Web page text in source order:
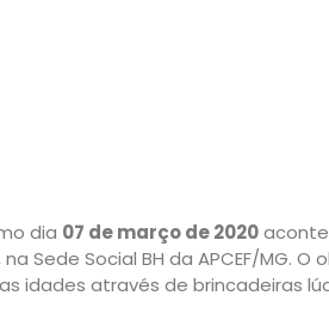
dia 07 de março de 2020
na Sede Social BH da APCEF/MG.
idades através de brincadeiras